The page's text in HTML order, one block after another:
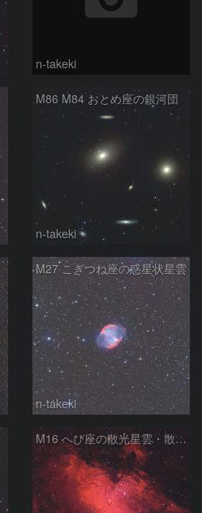
n-takeki
M86 M84 おとめ座の銀河団
n-takeki
M27 こぎつね座の惑星状星雲
n-takeki
M16 へび座の散光星雲・散開星団